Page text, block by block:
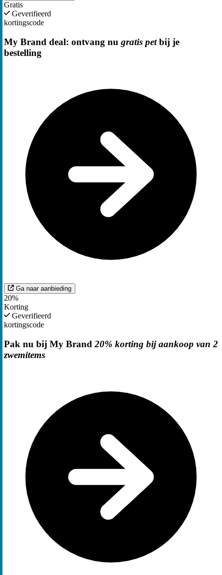
Gratis
Geverifieerd
kortingscode
My Brand deal: ontvang nu gratis petbij je
bestelling
Ga naar aanbieding
20%
Korting
Geverifieerd
kortingscode
Pak nu bij My Brand 20% korting bij aankoop van 2
zwemitems